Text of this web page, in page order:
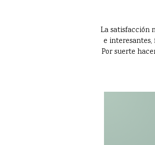
La satisfacción
e interesantes,
Por suerte